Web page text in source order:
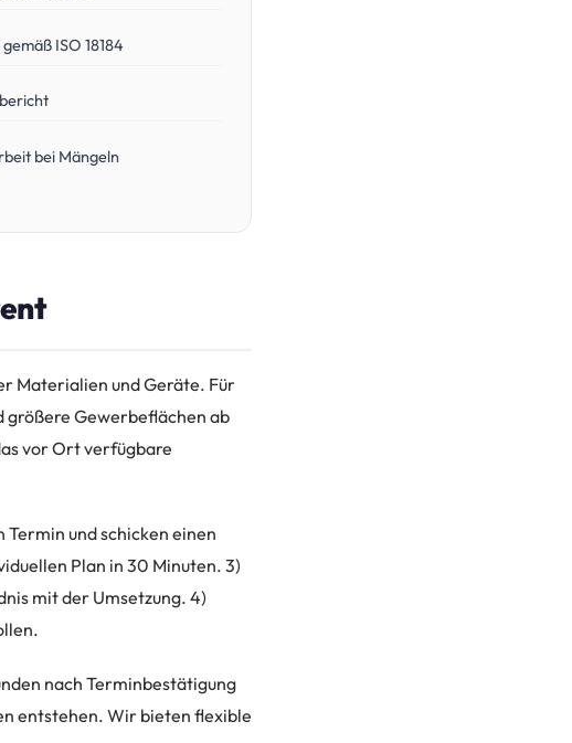
ISO 18184
bei Mängeln
Materialien und Geräte. Für
größere Gewerbeflächen ab
vor Ort verfügbare
und schicken einen
Plan in 30 Minuten. 3)
mit der Umsetzung. 4)
nach Terminbestätigung
entstehen. Wir bieten flexible